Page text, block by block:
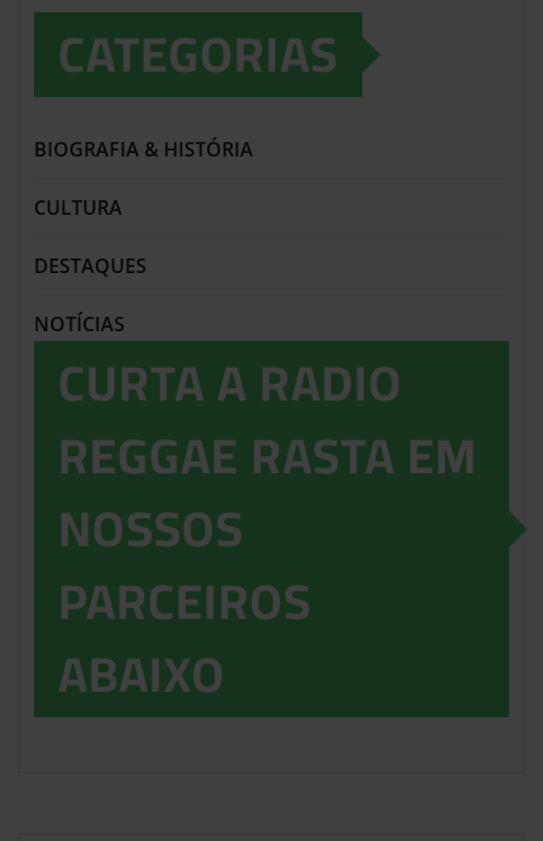
CATEGORIAS
BIOGRAFIA & HISTÓRIA
CULTURA
DESTAQUES
NOTÍCIAS
CURTA A RADIO
REGGAE RASTA EM
NOSSOS
PARCEIROS
ABAIXO